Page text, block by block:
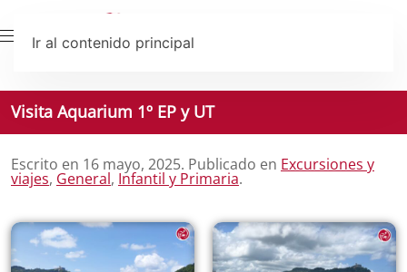
Ir al contenido principal
Visita Aquarium 1º EP y UT
Escrito en 16 mayo, 2025. Publicado en Excursiones y
viajes, General, Infantil y Primaria.